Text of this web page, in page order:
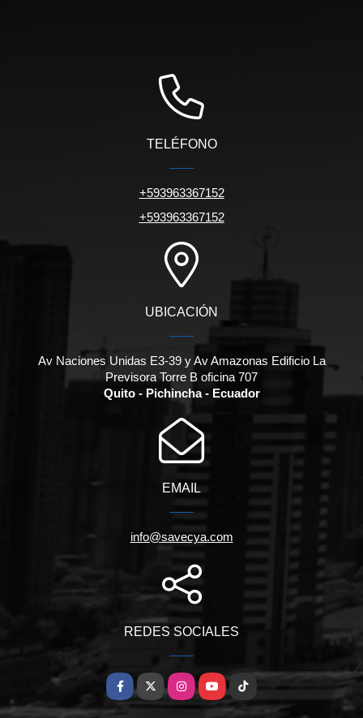
TELÉFONO
+593963367152
+593963367152
UBICACIÓN
Av Naciones Unidas E3-39 y Av Amazonas Edificio La
Previsora Torre B oficina 707
Quito - Pichincha - Ecuador
EMAIL
info@savecya.com
REDES SOCIALES
Facebook
X InstagramYouTubeTikTok